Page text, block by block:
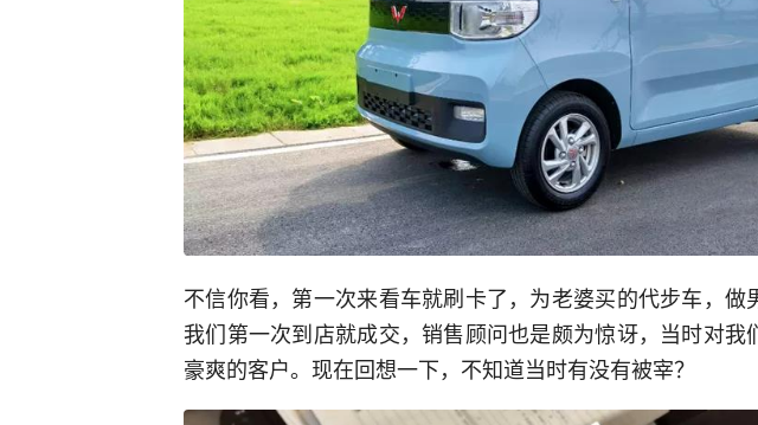
不信你看，第一次来看车就刷卡了，为老婆买的代步车，做
我们第一次到店就成交，销售顾问也是颇为惊讶，当时对我
豪爽的客户。现在回想一下，不知道当时有没有被宰？